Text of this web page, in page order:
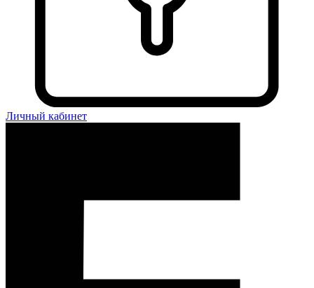
Личный кабинет